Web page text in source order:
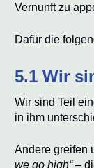
Vernunft zu
Dafür die
5.1 Wir
Wir sind Teil
in ihm
Andere greifen
we go high“–